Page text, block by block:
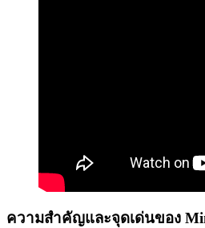
ความสำคัญและจุดเด่นของ